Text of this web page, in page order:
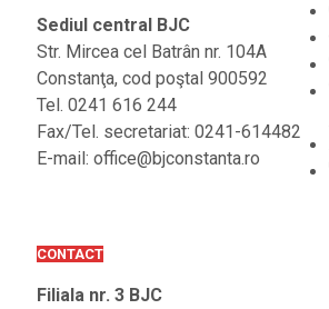
Sediul central BJC
Str. Mircea cel Batrân nr. 104A
Constanţa, cod poştal 900592
Tel. 0241 616 244
Fax/Tel. secretariat: 0241-614482
E-mail: office@bjconstanta.ro
CONTACT
Filiala nr. 3 BJC